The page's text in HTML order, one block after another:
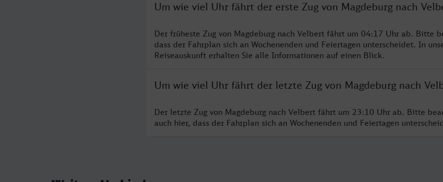
Um wie viel Uhr fährt der erste Zug von Magdeburg nach
Der früheste Zug von Magdeburg nach Velbert fährt um 04:17 Uhr ab. Bitte
dass der Fahrplan sich an Wochenenden und Feiertagen unterscheidet. In
Reiseauskunft erhalten Sie alle Informationen auf einen Blick.
Um wie viel Uhr fährt der letzte Zug von Magdeburg nach
Der letzte Zug von Magdeburg nach Velbert fährt um 23:10 Uhr ab. Bitte
auch hier, dass der Fahrplan sich an Wochenenden und Feiertagen